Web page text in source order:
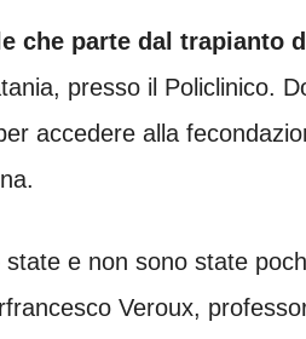
che parte dal trapianto
presso il Policlinico.
accedere alla
e non sono state
Veroux,